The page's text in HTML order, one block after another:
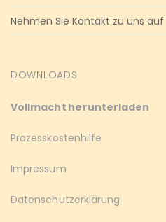
Nehmen Sie Kontakt zu uns auf
DOWNLOADS
Vollmacht herunterladen
Prozesskostenhilfe
Impressum
Datenschutzerklärung